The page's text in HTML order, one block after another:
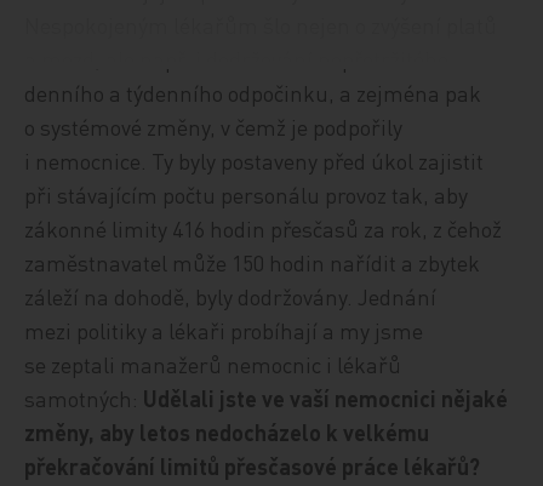
denního a týdenního odpočinku, a zejména pak
o systémové změny, v čemž je podpořily
i nemocnice. Ty byly postaveny před úkol zajistit
při stávajícím počtu personálu provoz tak, aby
zákonné limity 416 hodin přesčasů za rok, z čehož
zaměstnavatel může 150 hodin nařídit a zbytek
záleží na dohodě, byly dodržovány. Jednání
mezi politiky a lékaři probíhají a my jsme
se zeptali manažerů nemocnic i lékařů
samotných: Udělali jste ve vaší nemocnici nějaké
změny, aby letos nedocházelo k velkému
překračování limitů přesčasové práce lékařů?